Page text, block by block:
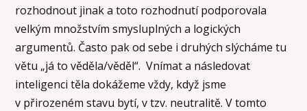
rozhodnout jinak a toto rozhodnutí podporovala
velkým množstvím smysluplných a logických
argumentů. Často pak od sebe i druhých slýcháme tu
větu „já to věděla/věděl“. Vnímat a následovat
inteligenci těla dokážeme vždy, když jsme
v přirozeném stavu bytí, v tzv. neutralitě. V tomto